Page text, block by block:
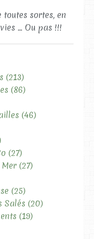
toutes sortes, en
... Ou pas !!!
(213)
(86)
(46)
(27)
(27)
(25)
Salés (20)
(19)